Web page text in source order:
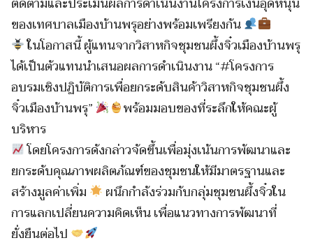
ของเทศบาลเมืองบ้านพรุอย่างพร้อมเพรียงกัน
ในโอกาสนี้ ผู้แทนจากวิสาหกิจชุมชนผึ้งจิ๋วเมืองบ้านพรุ
ได้เป็นตัวแทนนำเสนอผลการดำเนินงาน “#โครงการ
อบรมเชิงปฏิบัติการเพื่อยกระดับสินค้าวิสาหกิจชุมชนผึ้ง
จิ๋วเมืองบ้านพรุ”
พร้อมมอบของที่ระลึกให้คณะผู้
บริหาร
โดยโครงการดังกล่าวจัดขึ้นเพื่อมุ่งเน้นการพัฒนาและ
ยกระดับคุณภาพผลิตภัณฑ์ของชุมชนให้มีมาตรฐานและ
สร้างมูลค่าเพิ่ม
ผนึกกำลังร่วมกับกลุ่มชุมชนผึ้งจิ๋วใน
การแลกเปลี่ยนความคิดเห็น เพื่อแนวทางการพัฒนาที่
ยั่งยืนต่อไป